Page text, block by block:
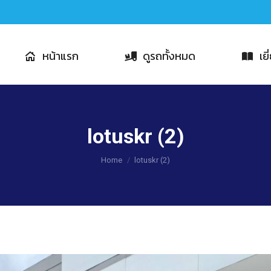
หน้าแรก ดูรถทั้งหมด เ
lotuskr (2)
You are here:
Home lotuskr (2)